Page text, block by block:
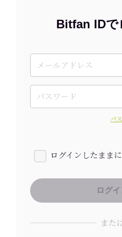
Bitfan IDで
パ
ログインしたまま
また